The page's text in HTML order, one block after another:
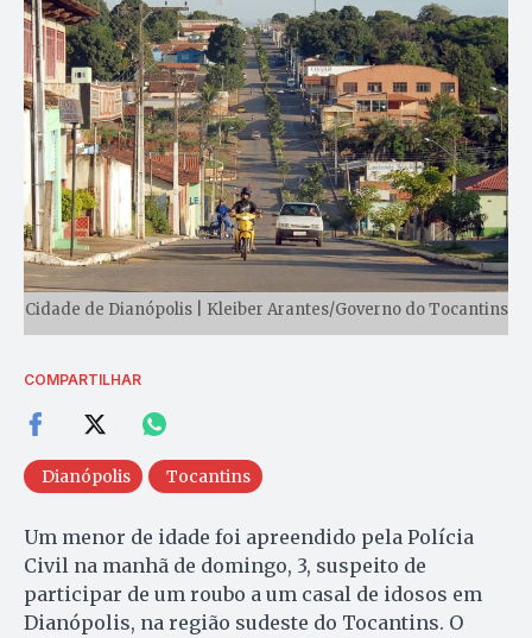
Cidade de Dianópolis | Kleiber Arantes/Governo do Tocantins
COMPARTILHAR
Dianópolis Tocantins
Um menor de idade foi apreendido pela Polícia
Civil na manhã de domingo, 3, suspeito de
participar de um roubo a um casal de idosos em
Dianópolis, na região sudeste do Tocantins. O